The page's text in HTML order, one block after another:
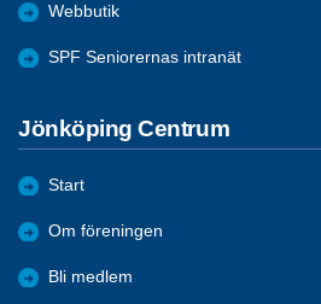
Webbutik
SPF Seniorernas intranät
Jönköping Centrum
Start
Om föreningen
Bli medlem